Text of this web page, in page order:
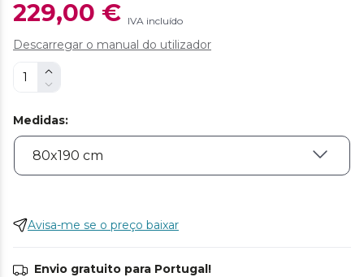
229,00 € IVA incluído
Descarregar o manual do utilizador
Medidas:
Avisa-me se o preço baixar
Envio gratuito para Portugal!